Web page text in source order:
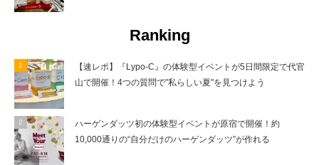
Ranking
【速レポ】『Lypo-C』の体験型イベントが5日間限定で代官
山で開催！4つの質問で"私らしい夏"を見つけよう
ハーゲンダッツ初の体験型イベントが原宿で開催！約
10,000通りの“自分だけのハーゲンダッツ”が作れる